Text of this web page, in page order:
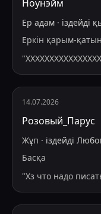
Ноунэйм
Ер адам · іздейді
Еркін қарым-
"ХХХХХХХХХХХХХХХХ
14.07.2026
Розовый_Парус
Жұп · іздейді
Басқа
"Хз что надо